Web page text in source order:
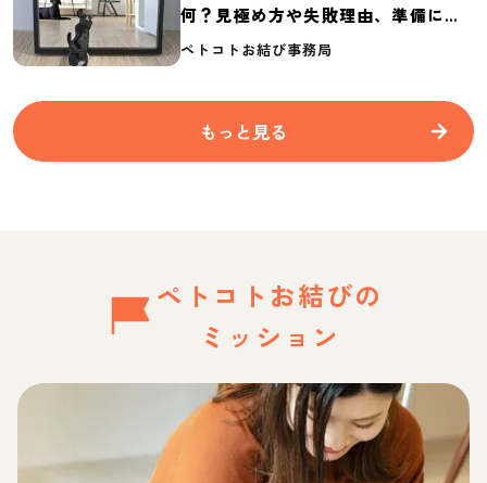
何？見極め方や失敗理由、準備に必
要なものを紹介
ペトコトお結び事務局
もっと見る
ペトコトお結びの
ミッション